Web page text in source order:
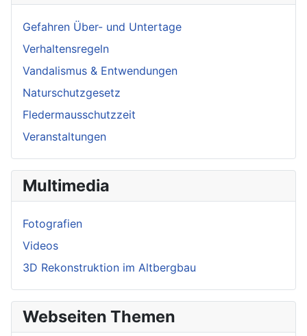
Gefahren Über- und Untertage
Verhaltensregeln
Vandalismus & Entwendungen
Naturschutzgesetz
Fledermausschutzzeit
Veranstaltungen
Multimedia
Fotografien
Videos
3D Rekonstruktion im Altbergbau
Webseiten Themen